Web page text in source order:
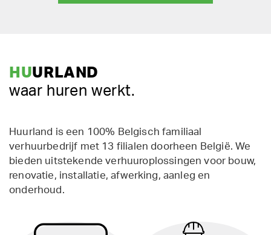
HUURLAND
waar huren werkt.
Huurland is een 100% Belgisch familiaal
verhuurbedrijf met 13 filialen doorheen België. We
bieden uitstekende verhuuroplossingen voor bouw,
renovatie, installatie, afwerking, aanleg en
onderhoud.